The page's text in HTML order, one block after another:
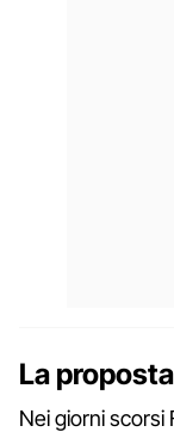
La
Nei giorni scorsi